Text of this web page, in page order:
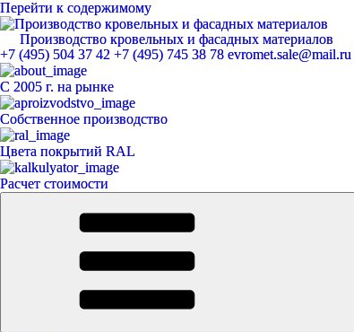
Перейти к содержимому
Производство кровельных и фасадных материалов
ЕвроМет
+7 (495) 504 37 42 +7 (495) 745 38 78 evromet.sale@mail.ru
С 2005 г. на рынке
Собственное производство
Цвета покрытий RAL
Расчет стоимости